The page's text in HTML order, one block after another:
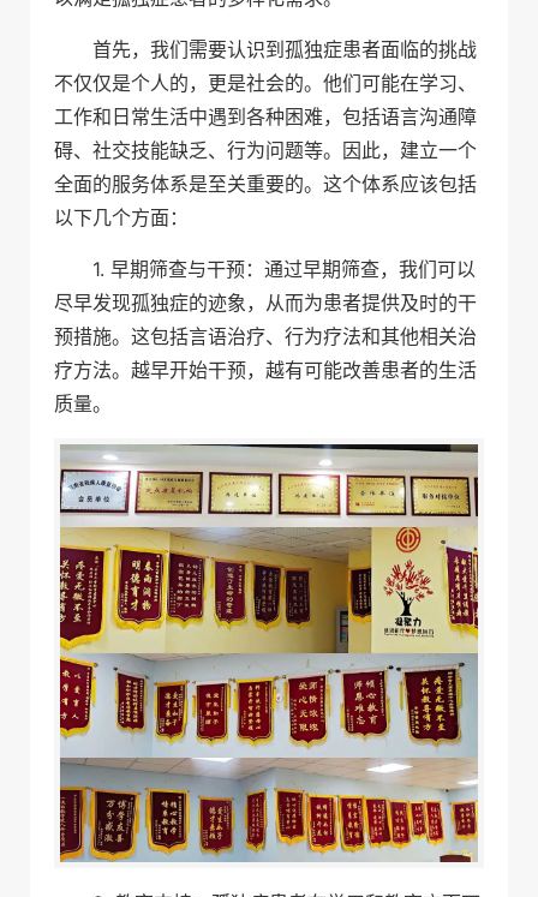
首先，我们需要认识到孤独症患者面临的挑战
不仅仅是个人的，更是社会的。他们可能在学习、
工作和日常生活中遇到各种困难，包括语言沟通障
碍、社交技能缺乏、行为问题等。因此，建立一个
全面的服务体系是至关重要的。这个体系应该包括
以下几个方面：
1. 早期筛查与干预：通过早期筛查，我们可以
尽早发现孤独症的迹象，从而为患者提供及时的干
预措施。这包括言语治疗、行为疗法和其他相关治
疗方法。越早开始干预，越有可能改善患者的生活
质量。